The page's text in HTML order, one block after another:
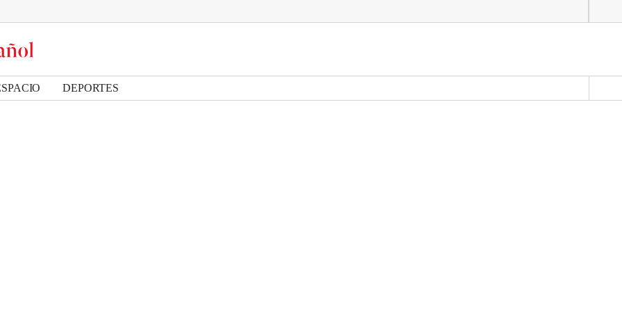
DEPORTES